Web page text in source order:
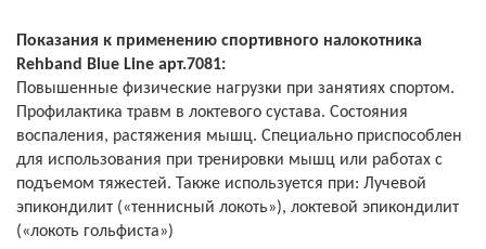
Показания к применению спортивного налокотника
Rehband Blue Line арт.7081:
Повышенные физические нагрузки при занятиях спортом.
Профилактика травм в локтевого сустава. Состояния
воспаления, растяжения мышц. Специально приспособлен
для использования при тренировки мышц или работах с
подъемом тяжестей. Также используется при: Лучевой
эпикондилит («теннисный локоть»), локтевой эпикондилит
(«локоть гольфиста»)